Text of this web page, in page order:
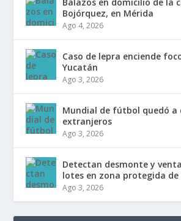
Bojórquez, en Mérida
Ago 4, 2026
Caso de lepra enciende
Yucatán
Ago 3, 2026
Mundial de fútbol quedó
extranjeros
Ago 3, 2026
Detectan desmonte y
lotes en zona protegida de
Ago 3, 2026